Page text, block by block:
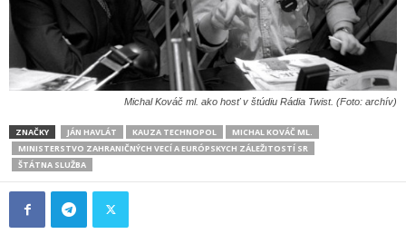
Michal Kováč ml. ako hosť v štúdiu Rádia Twist. (Foto: archív)
ZNAČKY JÁN HAVLÁT KAUZA TECHNOPOL
MICHAL KOVÁČ ML.
MINISTERSTVO ZAHRANIČNÝCH VECÍ A EURÓPSKYCH ZÁLEŽITOSTÍ SR
ŠTÁTNA SLUŽBA